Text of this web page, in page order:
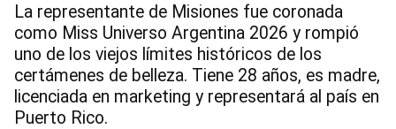
La representante de Misiones fue coronada
como Miss Universo Argentina 2026 y rompió
uno de los viejos límites históricos de los
certámenes de belleza. Tiene 28 años, es madre,
licenciada en marketing y representará al país en
Puerto Rico.